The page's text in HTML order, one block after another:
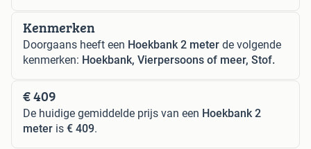
Kenmerken
Doorgaans heeft een Hoekbank 2 meter de volgende
kenmerken: Hoekbank, Vierpersoons of meer, Stof.
€ 409
De huidige gemiddelde prijs van een Hoekbank 2
meter is € 409.